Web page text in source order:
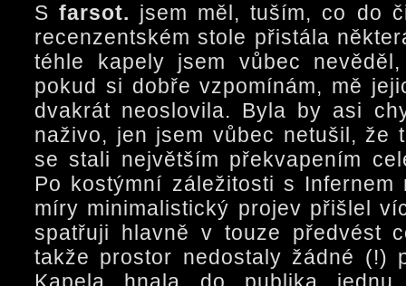
Sfarsot. jsem měl, tuším, co do
recenzentském stole přistála
téhle kapely jsem vůbec
pokud si dobře vzpomínám, mě
dvakrát neoslovila. Byla by asi
naživo, jen jsem vůbec netušil, že
se stali největším překvapením
Po kostýmní záležitosti s
míry minimalistický projev přišlel
spatřuji hlavně v touze předvést
takže prostor nedostaly žádné (!)